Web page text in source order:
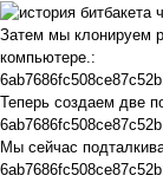
Затем мы клонируем
компьютере.:
Теперь создаем две
Мы сейчас